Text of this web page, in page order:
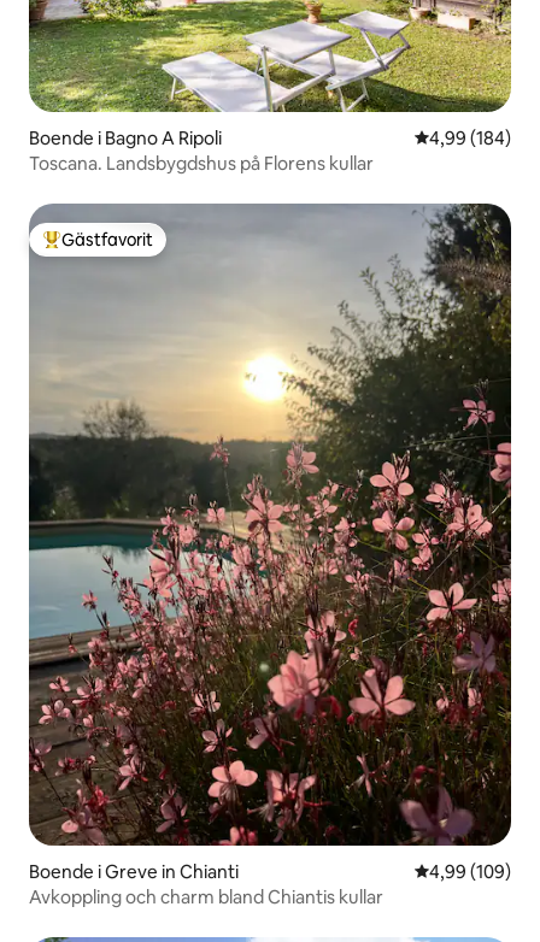
Boende i Bagno A Ripoli 4,99 av 5 i
4,99 (184)
Toscana. Landsbygdshus på Florens kullar
Populär gästfavorit
Gästfavorit
Boende i Greve in Chianti 4,99 av 5 i
4,99 (109)
Avkoppling och charm bland Chiantis kullar